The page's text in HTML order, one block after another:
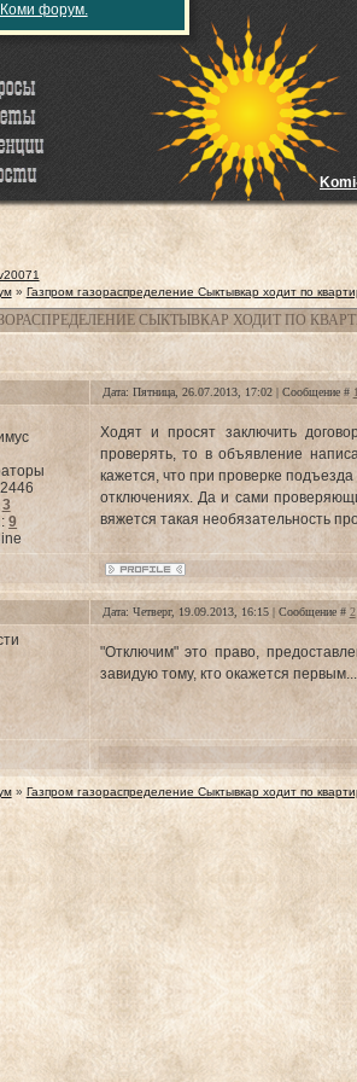
форум.
» Газпром газораспределение Сыктывкар ходит по
СЫКТЫВКАР ХОДИТ ПО
Дата: Пятница, 26.07.2013, 17:02 | Сообщение # 1
2446
3
9
Ходят и просят заключить
проверять, то в объявление
кажется, что при проверке
отключениях. Да и сами
вяжется такая необязательность
Дата: Четверг, 19.09.2013, 16:15 | Сообщение # 2
"Отключим" это право,
завидую тому, кто окажется
» Газпром газораспределение Сыктывкар ходит по